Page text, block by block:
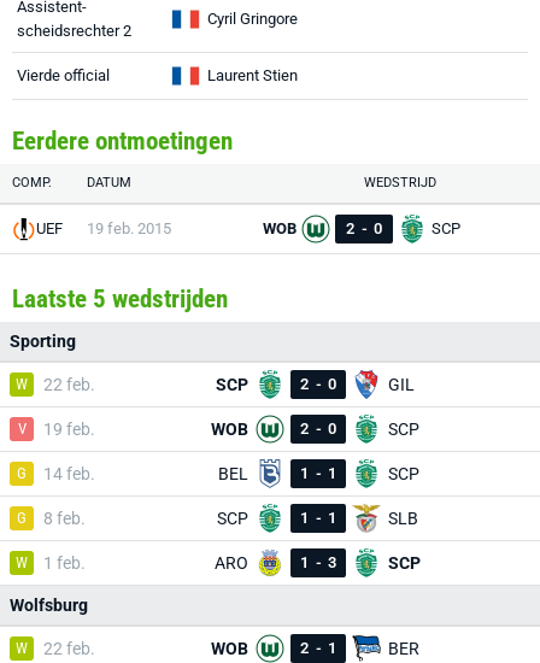
Assistent-
scheidsrechter 2
Cyril Gringore
Vierde official Laurent Stien
Eerdere ontmoetingen
COMP. DATUM WEDSTRIJD
UEF 19 feb. 2015 WOB 2 - 0 SCP
Laatste 5 wedstrijden
Sporting
W 22 feb. SCP 2 - 0 GIL
V 19 feb. WOB 2 - 0 SCP
G 14 feb. BEL 1 - 1 SCP
G 8 feb. SCP 1 - 1 SLB
W 1 feb. ARO 1 - 3 SCP
Wolfsburg
W 22 feb. WOB 2 - 1 BER